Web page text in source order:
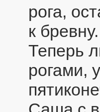
рога,
к бревну.
Теперь
рогами,